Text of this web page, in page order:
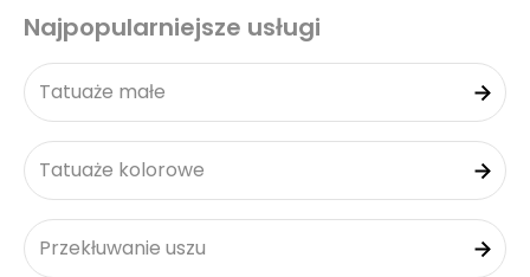
Najpopularniejsze usługi
Tatuaże małe
Tatuaże kolorowe
Przekłuwanie uszu